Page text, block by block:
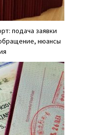
подача заявки
нюансы